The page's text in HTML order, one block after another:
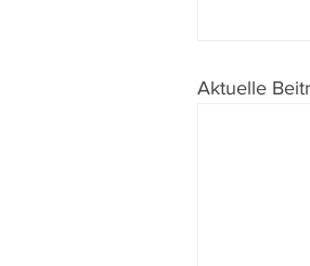
Aktuelle